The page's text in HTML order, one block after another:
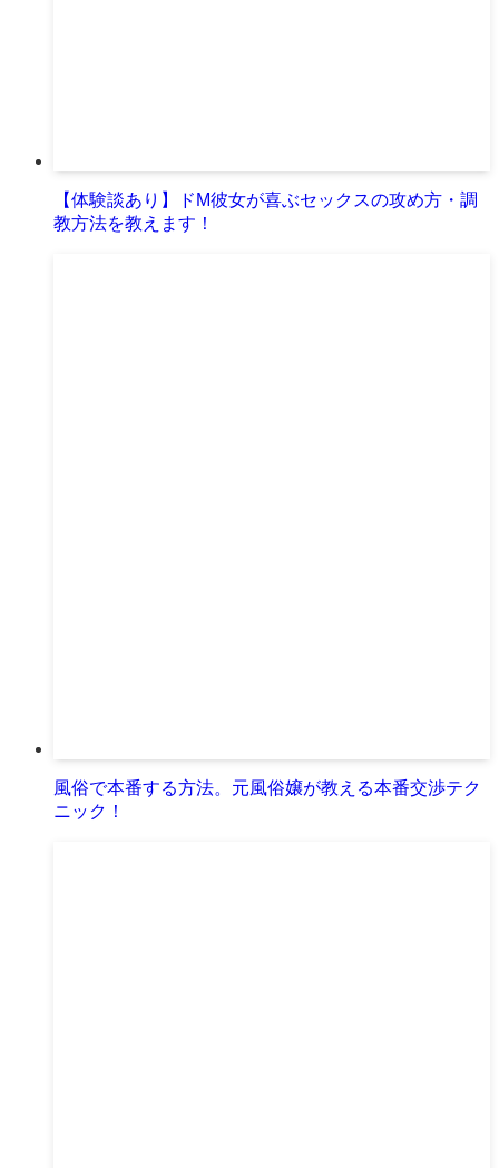
【体験談あり】ドM彼女が喜ぶセックスの攻め方・調
教方法を教えます！
風俗で本番する方法。元風俗嬢が教える本番交渉テク
ニック！